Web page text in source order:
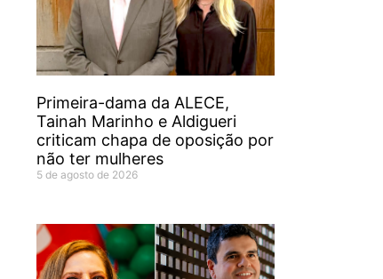
Primeira-dama da ALECE,
Tainah Marinho e Aldigueri
criticam chapa de oposição por
não ter mulheres
5 de agosto de 2026